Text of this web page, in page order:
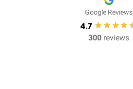
Google Reviews
4.7
300 reviews